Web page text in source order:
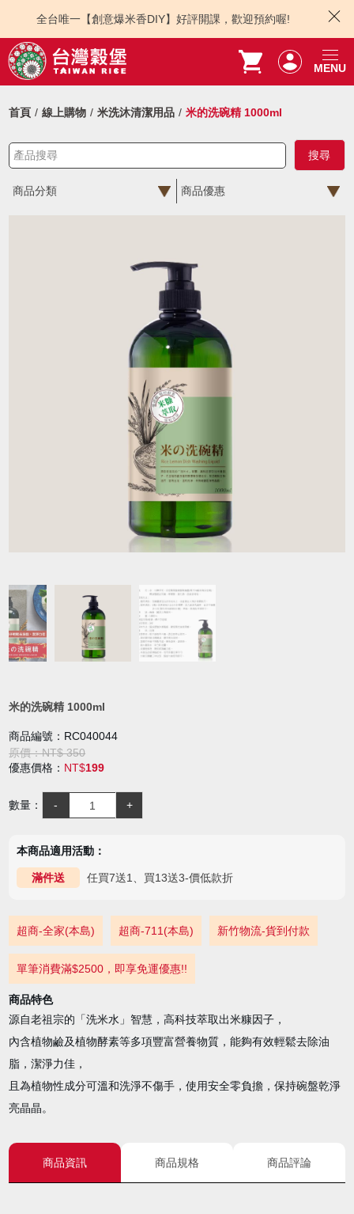
全台唯一【創意爆米香DIY】好評開課，歡迎預約喔!
MENU
首頁 線上購物 米洗沐清潔用品 米的洗碗精 1000ml
商品分類 商品優惠
米的洗碗精 1000ml
商品編號：RC040044
原價：NT$ 350
優惠價格： NT$199
數量：
本商品適用活動：
滿件送 任買7送1、買13送3-價低款折
超商-全家(本島) 超商-711(本島) 新竹物流-貨到付款
單筆消費滿$2500，即享免運優惠!!
商品特色
源自老祖宗的「洗米水」智慧，高科技萃取出米糠因子，
內含植物鹼及植物酵素等多項豐富營養物質，能夠有效輕鬆去除油
脂，潔淨力佳，
且為植物性成分可溫和洗淨不傷手，使用安全零負擔，保持碗盤乾淨
亮晶晶。
商品資訊 商品規格 商品評論